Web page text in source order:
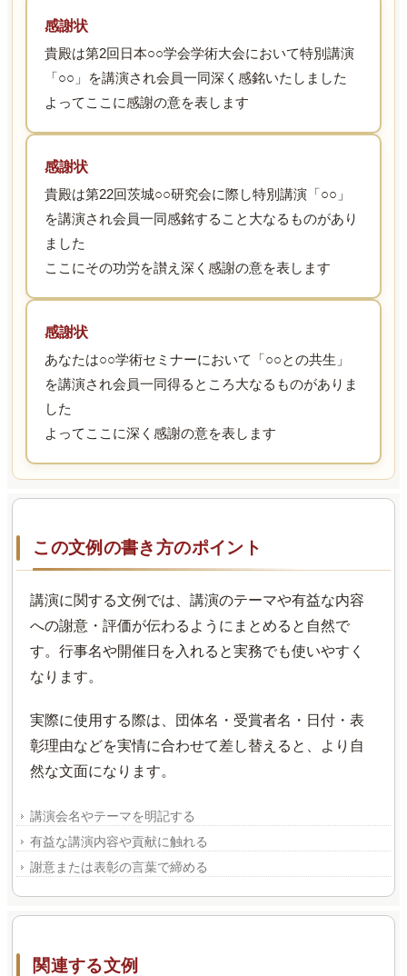
感謝状
貴殿は第2回日本○○学会学術大会において特別講演
「○○」を講演され会員一同深く感銘いたしました
よってここに感謝の意を表します
感謝状
貴殿は第22回茨城○○研究会に際し特別講演「○○」
を講演され会員一同感銘すること大なるものがあり
ました
ここにその功労を讃え深く感謝の意を表します
感謝状
あなたは○○学術セミナーにおいて「○○との共生」
を講演され会員一同得るところ大なるものがありま
した
よってここに深く感謝の意を表します
この文例の書き方のポイント
講演に関する文例では、講演のテーマや有益な内容
への謝意・評価が伝わるようにまとめると自然で
す。行事名や開催日を入れると実務でも使いやすく
なります。
実際に使用する際は、団体名・受賞者名・日付・表
彰理由などを実情に合わせて差し替えると、より自
然な文面になります。
講演会名やテーマを明記する
有益な講演内容や貢献に触れる
謝意または表彰の言葉で締める
関連する文例